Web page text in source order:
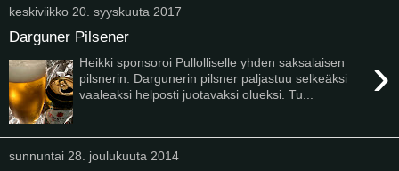
keskiviikko 20. syyskuuta 2017
Darguner Pilsener
›
Heikki sponsoroi Pullolliselle yhden saksalaisen
pilsnerin. Dargunerin pilsner paljastuu selkeäksi
vaaleaksi helposti juotavaksi olueksi. Tu...
sunnuntai 28. joulukuuta 2014